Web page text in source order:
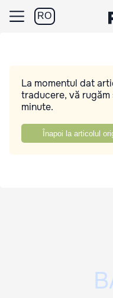
RO
La momentul dat
traducere, vă
minute.
Înapoi la articolul